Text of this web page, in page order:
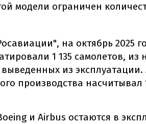
модели ограничен
на октябрь 2025
1 135 самолетов, из
из
производства насчитывал
и Airbus остаются в